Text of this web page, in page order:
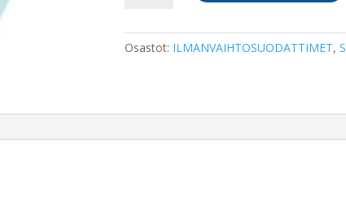
Osastot: ILMANVAIHTOSUODATTIMET,